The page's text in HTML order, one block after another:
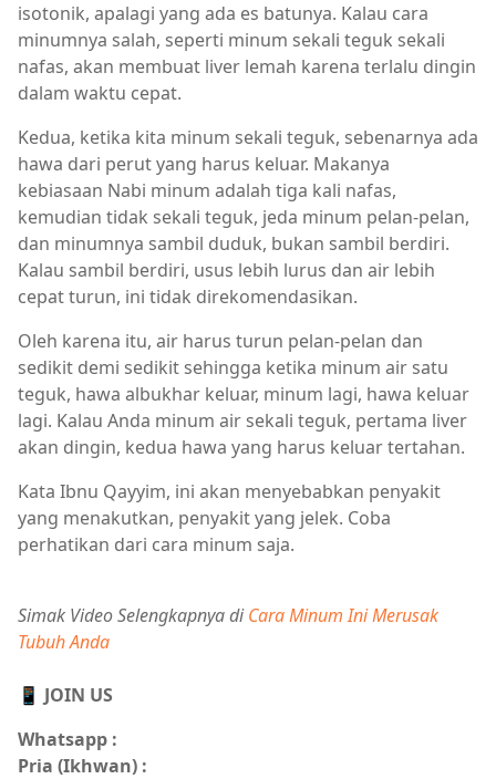
isotonik, apalagi yang ada es batunya. Kalau cara
minumnya salah, seperti minum sekali teguk sekali
nafas, akan membuat liver lemah karena terlalu dingin
dalam waktu cepat.
Kedua, ketika kita minum sekali teguk, sebenarnya ada
hawa dari perut yang harus keluar. Makanya
kebiasaan Nabi minum adalah tiga kali nafas,
kemudian tidak sekali teguk, jeda minum pelan-pelan,
dan minumnya sambil duduk, bukan sambil berdiri.
Kalau sambil berdiri, usus lebih lurus dan air lebih
cepat turun, ini tidak direkomendasikan.
Oleh karena itu, air harus turun pelan-pelan dan
sedikit demi sedikit sehingga ketika minum air satu
teguk, hawa albukhar keluar, minum lagi, hawa keluar
lagi. Kalau Anda minum air sekali teguk, pertama liver
akan dingin, kedua hawa yang harus keluar tertahan.
Kata Ibnu Qayyim, ini akan menyebabkan penyakit
yang menakutkan, penyakit yang jelek. Coba
perhatikan dari cara minum saja.
Simak Video Selengkapnya diCara Minum Ini Merusak
Tubuh Anda
📱 JOIN US
Whatsapp :
Pria (Ikhwan) :